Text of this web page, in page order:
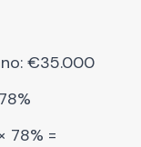
€35.000
78% =